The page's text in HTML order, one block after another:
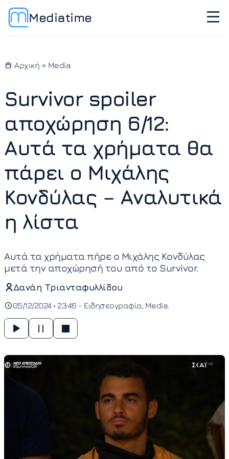
Mediatime
Αρχική » Media
Survivor spoiler
αποχώρηση 6/12:
Αυτά τα χρήματα θα
πάρει ο Μιχάλης
Κονδύλας – Αναλυτικά
η λίστα
Αυτά τα χρήματα πήρε ο Μιχάλης Κονδύλας
μετά την αποχώρησή του από το Survivor.
Δανάη Τριανταφυλλίδου
05/12/2024 • 23:46 - Ειδησεογραφία Media